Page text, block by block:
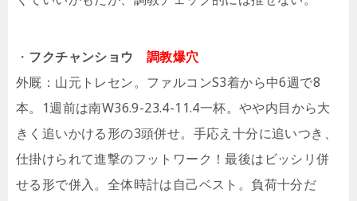
・ フクチャンショウ
調教爆穴
外厩：山元トレセン。ファルコンS3着から中6週で8
本。1週前は南W36.9-23.4-11.4一杯。やや内目から大
きく追いかける形の3頭併せ。手応え十分に追いつき、
仕掛けられて進撃のフットワーク！最後はビッシリ併
せる形で併入。全体時計は自己ベスト。負荷十分だ